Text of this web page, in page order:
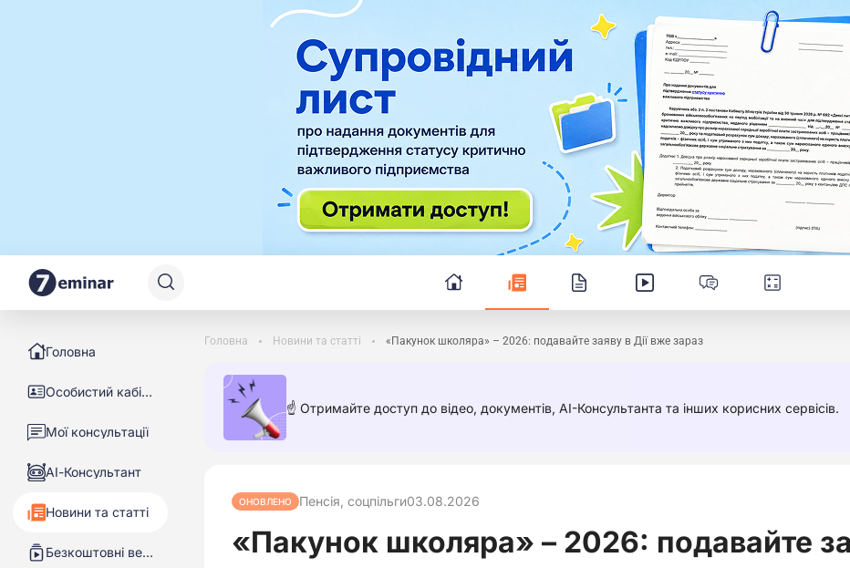
Головна
Особистий кабінет
Мої консультації
АІ-Консультант
Новини та статті
Безкоштовні вебінари
Головна Новини та статті «Пакунок школяра» – 2026: подавайте заяву в Дії вже зараз
☝️ Отримайте доступ до відео, документів, AI-Консультанта та інших корисних сервісів.
ОНОВЛЕНО Пенсія, соцпільги03.08.2026
«Пакунок школяра» – 2026: подавайте